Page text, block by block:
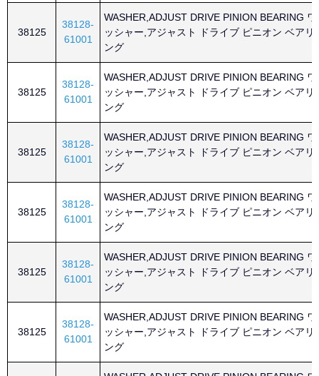
38125
38128-
61001
WASHER,ADJUST DRIVE PINION BEARING ワ
ッシャー,アジャスト ドライブ ピニオン ベアリ
ング
38125
38128-
61001
WASHER,ADJUST DRIVE PINION BEARING ワ
ッシャー,アジャスト ドライブ ピニオン ベアリ
ング
38125
38128-
61001
WASHER,ADJUST DRIVE PINION BEARING ワ
ッシャー,アジャスト ドライブ ピニオン ベアリ
ング
38125
38128-
61001
WASHER,ADJUST DRIVE PINION BEARING ワ
ッシャー,アジャスト ドライブ ピニオン ベアリ
ング
38125
38128-
61001
WASHER,ADJUST DRIVE PINION BEARING ワ
ッシャー,アジャスト ドライブ ピニオン ベアリ
ング
38125
38128-
61001
WASHER,ADJUST DRIVE PINION BEARING ワ
ッシャー,アジャスト ドライブ ピニオン ベアリ
ング